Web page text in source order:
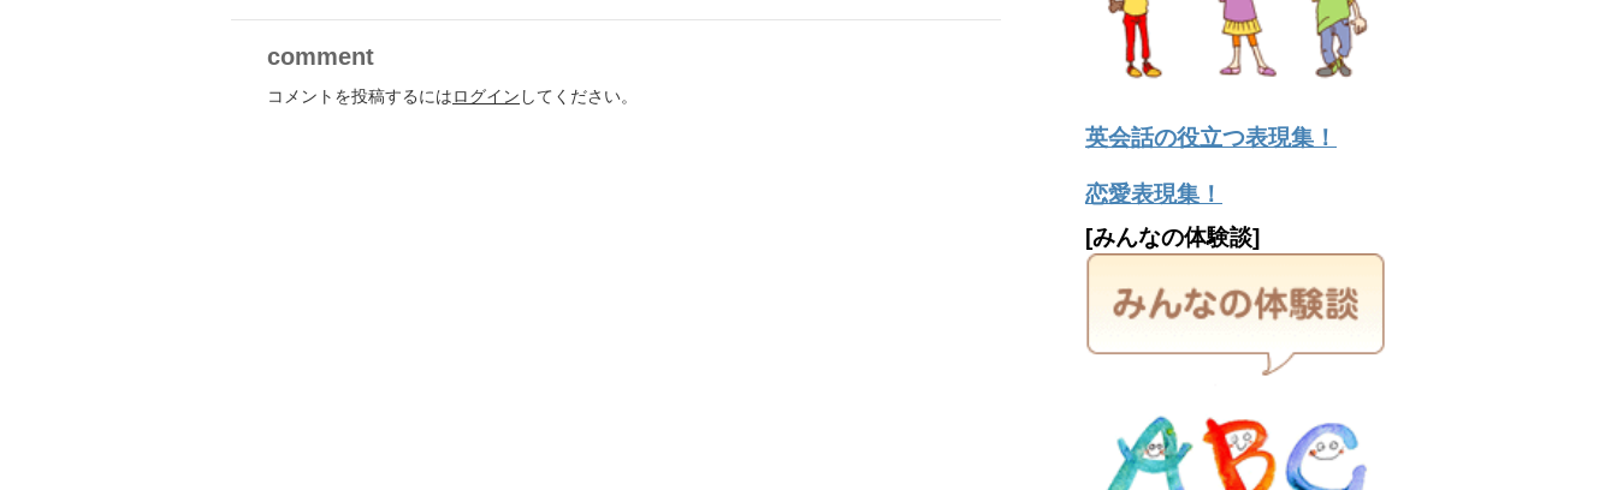
comment
コメントを投稿するにはログイン してください。
英会話の役立つ表現集！
恋愛表現集！
[みんなの体験談]